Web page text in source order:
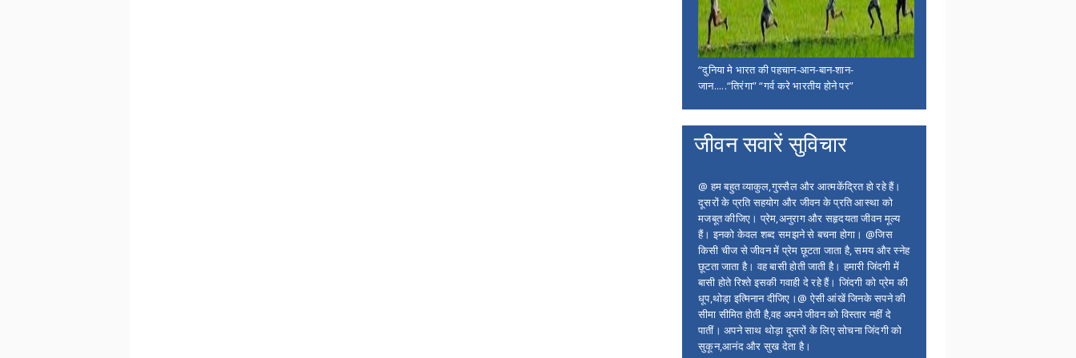
“दुनिया मे भारत की पहचान-आन-बान-शान-
जान.....“तिरंगा” “गर्व करे भारतीय होने पर”
जीवन सवारें सुविचार
@ हम बहुत व्याकुल,गुस्सैल और आत्मकेंद्रित हो रहे हैं।
दूसरों के प्रति सहयोग और जीवन के प्रति आस्था को
मजबूत कीजिए। प्रेम,अनुराग और सहृदयता जीवन मूल्य
हैं। इनको केवल शब्द समझने से बचना होगा। @जिस
किसी चीज से जीवन में प्रेम छूटता जाता है, समय और स्नेह
छूटता जाता है। वह बासी होती जाती है। हमारी जिंदगी में
बासी होते रिश्ते इसकी गवाही दे रहे हैं। जिंदगी को प्रेम की
धूप,थोड़ा इत्मिनान दीजिए।@ ऐसी आंखें जिनके सपने की
सीमा सीमित होती है,वह अपने जीवन को विस्तार नहीं दे
पातीं। अपने साथ थोड़ा दूसरों के लिए सोचना जिंदगी को
सुकून,आनंद और सुख देता है।